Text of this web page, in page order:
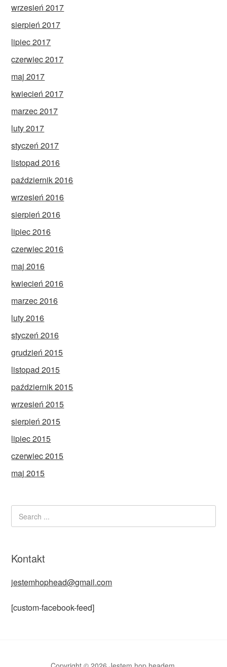
wrzesień 2017
sierpień 2017
lipiec 2017
czerwiec 2017
maj 2017
kwiecień 2017
marzec 2017
luty 2017
styczeń 2017
listopad 2016
październik 2016
wrzesień 2016
sierpień 2016
lipiec 2016
czerwiec 2016
maj 2016
kwiecień 2016
marzec 2016
luty 2016
styczeń 2016
grudzień 2015
listopad 2015
październik 2015
wrzesień 2015
sierpień 2015
lipiec 2015
czerwiec 2015
maj 2015
Kontakt
jestemhophead@gmail.com
[custom-facebook-feed]